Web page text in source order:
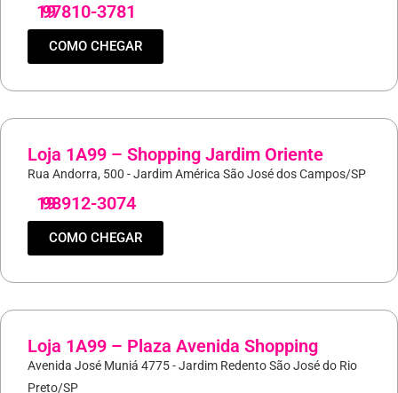
19
97810-3781
COMO CHEGAR
Loja 1A99 – Shopping Jardim Oriente
Rua Andorra, 500 - Jardim América São José dos Campos/SP
19
98912-3074
COMO CHEGAR
Loja 1A99 – Plaza Avenida Shopping
Avenida José Muniá 4775 - Jardim Redento São José do Rio
Preto/SP